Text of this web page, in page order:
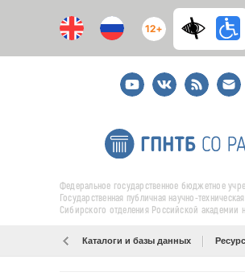
12+
YoutubeВКонтакте
RSS
E-
mail
Федеральное государственное бюджетное
Государственная публичная научно-
Сибирского отделения Российской академии
Каталоги и базы данных